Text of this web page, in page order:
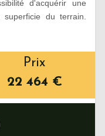
d'acquérir une
du terrain.
Prix
22 464 €